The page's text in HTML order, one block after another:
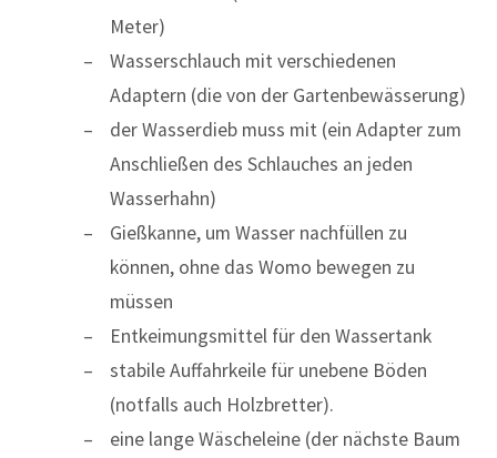
Meter)
Wasserschlauch mit verschiedenen
Adaptern (die von der Gartenbewässerung)
der Wasserdieb muss mit (ein Adapter zum
Anschließen des Schlauches an jeden
Wasserhahn)
Gießkanne, um Wasser nachfüllen zu
können, ohne das Womo bewegen zu
müssen
Entkeimungsmittel für den Wassertank
stabile Auffahrkeile für unebene Böden
(notfalls auch Holzbretter).
eine lange Wäscheleine (der nächste Baum